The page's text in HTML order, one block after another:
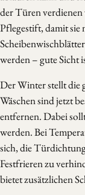
der Türen
Pflegestift, damit
werden – gute Sicht
Der Winter stellt die
Wäschen sind jetzt
entfernen. Dabei
werden. Bei
sich, die
Festfrieren zu
bietet zusätzlichen